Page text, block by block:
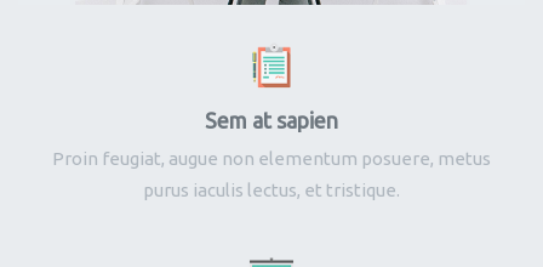
Sem at sapien
Proin feugiat, augue non elementum posuere, metus
purus iaculis lectus, et tristique.